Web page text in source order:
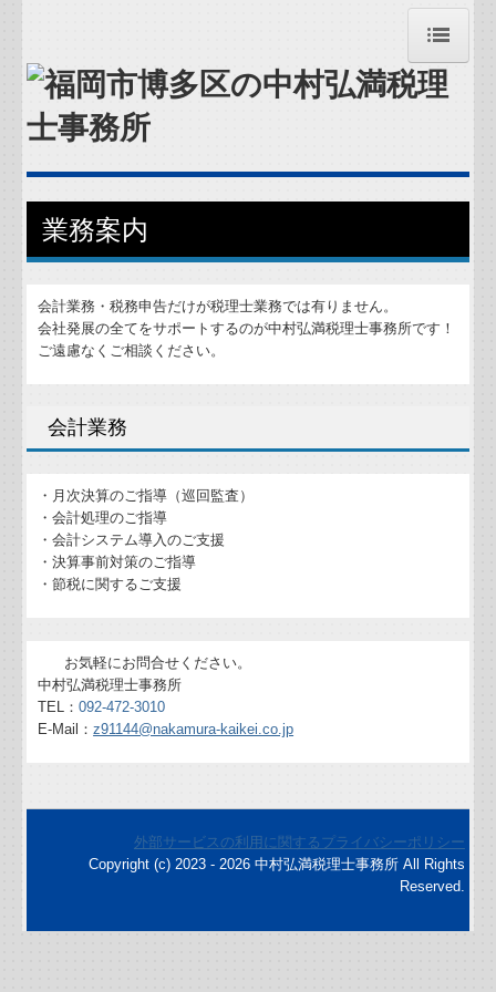
トップページ
お知らせ
事務所紹介
経営理念
交通案内
リンク集
補助金・助成金・融資情報
経営者お役立ち情報
TKCシステムQ&A
戦略財務情報システム
継続MASシステム
業務案内
会計業務・税務申告だけが税理士業務では有りません。
会社発展の全てをサポートするのが中村弘満税理士事務所です！
ご遠慮なくご相談ください。
会計業務
・月次決算のご指導（巡回監査）
・会計処理のご指導
・会計システム導入のご支援
・決算事前対策のご指導
・節税に関するご支援
お気軽にお問合せください。
中村弘満税理士事務所
TEL：092-472-3010
E-Mail：z91144@nakamura-kaikei.co.jp
外部サービスの利用に関するプライバシーポリシー
Copyright (c) 2023 - 2026 中村弘満税理士事務所 All Rights
Reserved.